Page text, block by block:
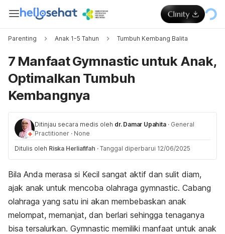
Parenting Anak 1-5 Tahun Tumbuh Kembang Balita
7 Manfaat Gymnastic untuk Anak,
Optimalkan Tumbuh
Kembangnya
Ditinjau secara medis oleh dr. Damar Upahita · General
Practitioner · None
Ditulis oleh Riska Herliafifah · Tanggal diperbarui 12/06/2025
Bila Anda merasa si Kecil sangat aktif dan sulit diam,
ajak anak untuk mencoba olahraga gymnastic. Cabang
olahraga yang satu ini akan membebaskan anak
melompat, memanjat, dan berlari sehingga tenaganya
bisa tersalurkan. Gymnastic memiliki manfaat untuk anak